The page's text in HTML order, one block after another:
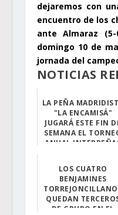
dejaremos con
encuentro de los
ante Almaraz
domingo 10 de
jornada del
NOTICIAS
LA PEÑA
"LA ENCAMISÁ"
JUGARÁ ESTE FIN
SEMANA EL
ANUAL
Lo disputarán c...
LOS CUATRO
BENJAMINES
QUEDAN
DE GRUPO EN EL